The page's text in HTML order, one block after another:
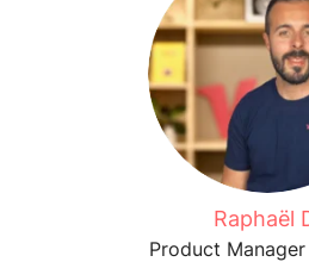
Raphaël
Product